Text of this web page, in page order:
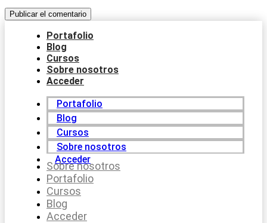
Portafolio
Blog
Cursos
Sobre nosotros
Acceder
Portafolio
Blog
Cursos
Sobre nosotros
Acceder
Sobre nosotros
Portafolio
Cursos
Blog
Acceder